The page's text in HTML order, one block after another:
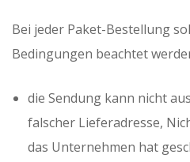
Bei jeder Paket-Bestellung
Bedingungen beachtet
die Sendung kann nicht
falscher Lieferadresse,
das Unternehmen hat